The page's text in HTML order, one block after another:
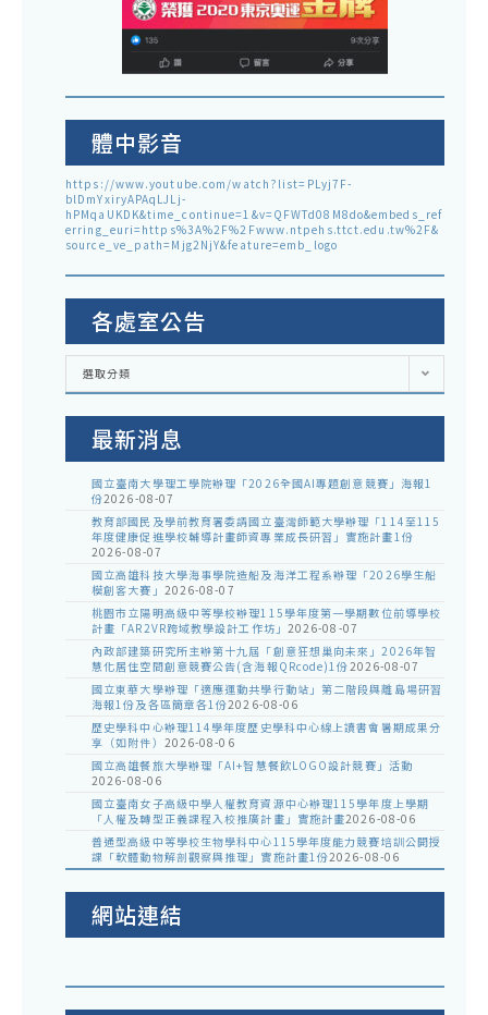
體中影音
https://www.youtube.com/watch?list=PLyj7F-
blDmYxiryAPAqLJLj-
hPMqaUKDK&time_continue=1&v=QFWTd08M8do&embeds_ref
erring_euri=https%3A%2F%2Fwww.ntpehs.ttct.edu.tw%2F&
source_ve_path=Mjg2NjY&feature=emb_logo
各處室公告
各
室
選取分類
最新消息
國立臺南大學理工學院辦理「2026全國AI專題創意競賽」海報1
份2026-08-07
教育部國民及學前教育署委請國立臺灣師範大學辦理「114至115
年度健康促進學校輔導計畫師資專業成長研習」實施計畫1份
2026-08-07
國立高雄科技大學海事學院造船及海洋工程系辦理「2026學生船
模創客大賽」 2026-08-07
桃園市立陽明高級中等學校辦理115學年度第一學期數位前導學校
計畫「AR2VR跨域教學設計工作坊」 2026-08-07
內政部建築研究所主辦第十九屆「創意狂想巢向未來」2026年智
慧化居住空間創意競賽公告(含海報QRcode)1份2026-08-07
國立東華大學辦理「適應運動共學行動站」第二階段與離島場研習
海報1份及各區簡章各1份2026-08-06
歷史學科中心辦理114學年度歷史學科中心線上讀書會暑期成果分
享（如附件） 2026-08-06
國立高雄餐旅大學辦理「AI+智慧餐飲LOGO設計競賽」活動
2026-08-06
國立臺南女子高級中學人權教育資源中心辦理115學年度上學期
「人權及轉型正義課程入校推廣計畫」實施計畫2026-08-06
普通型高級中等學校生物學科中心115學年度能力競賽培訓公開授
課「軟體動物解剖觀察與推理」實施計畫1份2026-08-06
網站連結